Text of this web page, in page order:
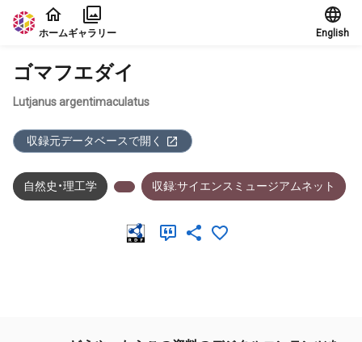
本文に飛ぶ
ホームギャラリー English
ゴマフエダイ
Lutjanus argentimaculatus
収録元データベースで開く
自然史・理工学 収録:サイエンスミュージアムネット